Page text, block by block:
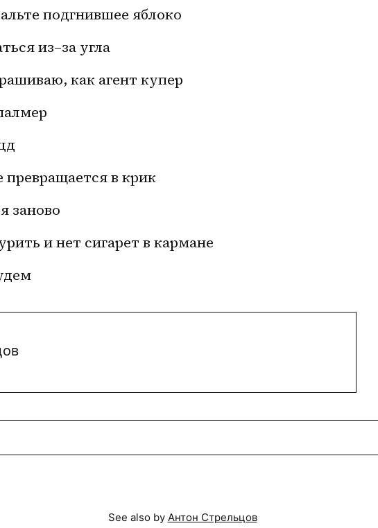
подгнившее яблоко
из–за угла
как агент купер
превращается в крик
заново
и нет сигарет в кармане
See also by Антон Стрельцов